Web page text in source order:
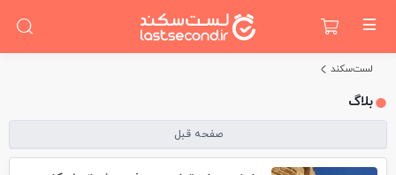
لست‌سکند
بلاگ
صفحه قبل